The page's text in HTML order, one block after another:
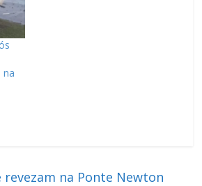
na
na Ponte Newton